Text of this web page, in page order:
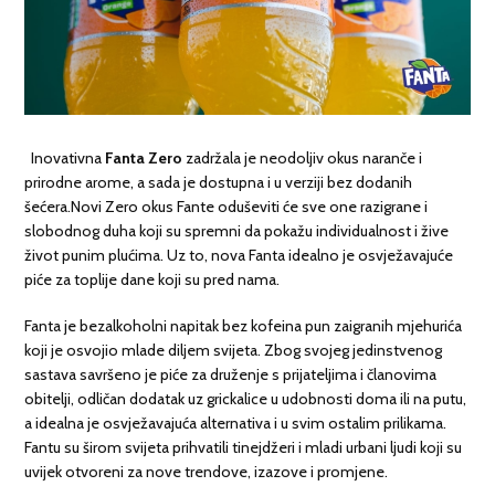
Inovativna Fanta Zero zadržala je neodoljiv okus naranče i
prirodne arome, a sada je dostupna i u verziji bez dodanih
šećera.Novi Zero okus Fante oduševiti će sve one razigrane i
slobodnog duha koji su spremni da pokažu individualnost i žive
život punim plućima. Uz to, nova Fanta idealno je osvježavajuće
piće za toplije dane koji su pred nama.
Fanta je bezalkoholni napitak bez kofeina pun zaigranih mjehurića
koji je osvojio mlade diljem svijeta. Zbog svojeg jedinstvenog
sastava savršeno je piće za druženje s prijateljima i članovima
obitelji, odličan dodatak uz grickalice u udobnosti doma ili na putu,
a idealna je osvježavajuća alternativa i u svim ostalim prilikama.
Fantu su širom svijeta prihvatili tinejdžeri i mladi urbani ljudi koji su
uvijek otvoreni za nove trendove, izazove i promjene.